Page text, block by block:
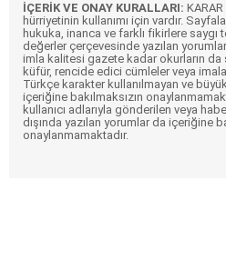
İÇERİK VE ONAY KURALLARI:
hürriyetinin kullanımı için vardır.
hukuka, inanca ve farklı fikirlere
değerler çerçevesinde yazılan
imla kalitesi gazete kadar okurların da
küfür, rencide edici cümleler veya
Türkçe karakter kullanılmayan ve
içeriğine bakılmaksızın
kullanıcı adlarıyla gönderilen veya
dışında yazılan yorumlar da içeriğine
onaylanmamaktadır.